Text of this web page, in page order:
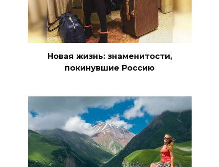
Новая жизнь: знаменитости,
покинувшие Россию